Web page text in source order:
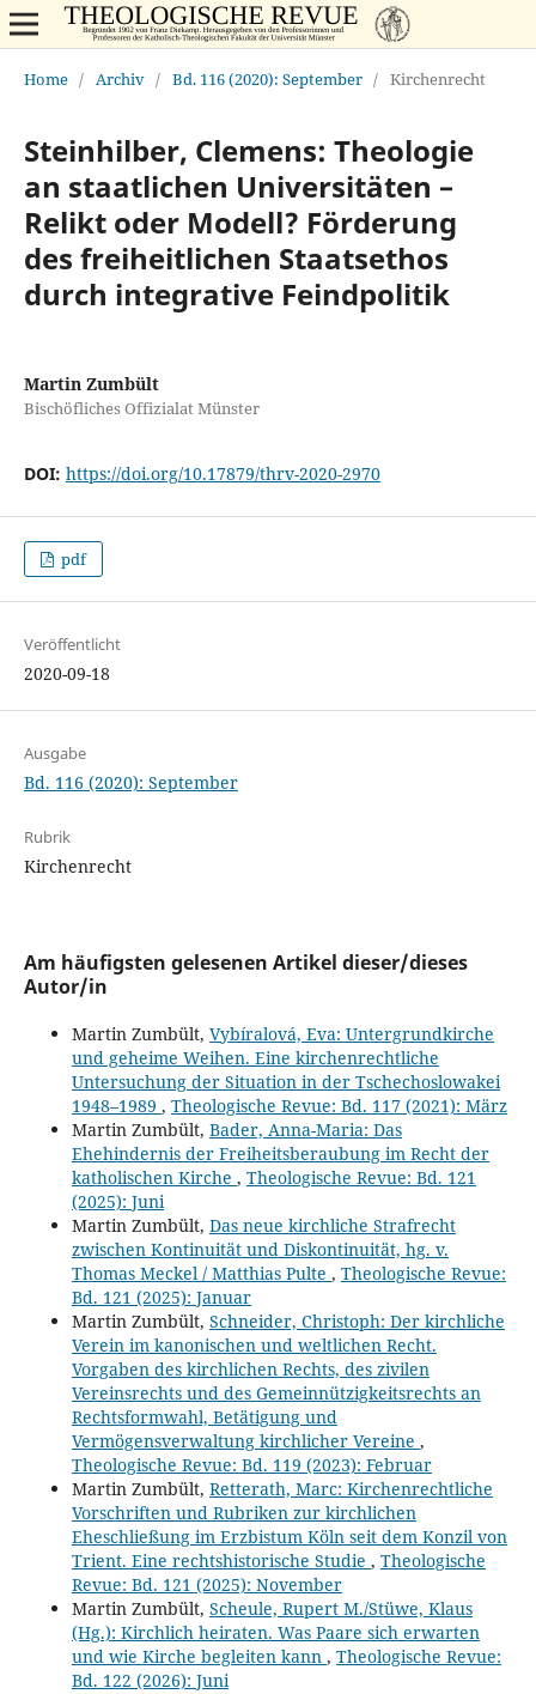
Home / Archiv / Bd. 116 (2020): September / Kirchenrecht
Steinhilber, Clemens: Theologie
an staatlichen Universitäten –
Relikt oder Modell? Förderung
des freiheitlichen Staatsethos
durch integrative Feindpolitik
Martin Zumbült
Bischöfliches Offizialat Münster
DOI: https://doi.org/10.17879/thrv-2020-2970
pdf
Veröffentlicht
2020-09-18
Ausgabe
Bd. 116 (2020): September
Rubrik
Kirchenrecht
Am häufigsten gelesenen Artikel dieser/dieses
Autor/in
Martin Zumbült, Vybíralová, Eva: Untergrundkirche
und geheime Weihen. Eine kirchenrechtliche
Untersuchung der Situation in der Tschechoslowakei
1948–1989 , Theologische Revue: Bd. 117 (2021): März
Martin Zumbült, Bader, Anna-Maria: Das
Ehehindernis der Freiheitsberaubung im Recht der
katholischen Kirche , Theologische Revue: Bd. 121
(2025): Juni
Martin Zumbült, Das neue kirchliche Strafrecht
zwischen Kontinuität und Diskontinuität, hg. v.
Thomas Meckel / Matthias Pulte , Theologische Revue:
Bd. 121 (2025): Januar
Martin Zumbült, Schneider, Christoph: Der kirchliche
Verein im kanonischen und weltlichen Recht.
Vorgaben des kirchlichen Rechts, des zivilen
Vereinsrechts und des Gemeinnützigkeitsrechts an
Rechtsformwahl, Betätigung und
Vermögensverwaltung kirchlicher Vereine ,
Theologische Revue: Bd. 119 (2023): Februar
Martin Zumbült, Retterath, Marc: Kirchenrechtliche
Vorschriften und Rubriken zur kirchlichen
Eheschließung im Erzbistum Köln seit dem Konzil von
Trient. Eine rechtshistorische Studie , Theologische
Revue: Bd. 121 (2025): November
Martin Zumbült, Scheule, Rupert M./Stüwe, Klaus
(Hg.): Kirchlich heiraten. Was Paare sich erwarten
und wie Kirche begleiten kann , Theologische Revue:
Bd. 122 (2026): Juni